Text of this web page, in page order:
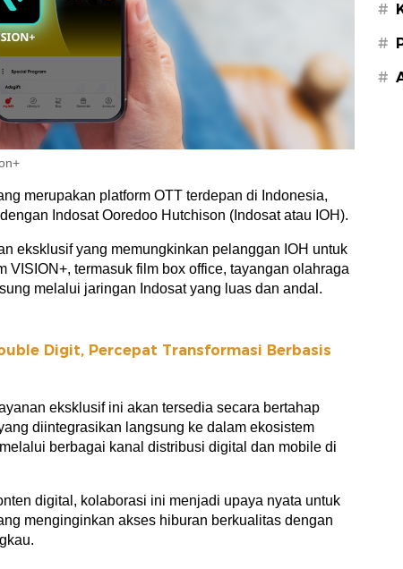
merupakan platform OTT terdepan di Indonesia,
Indosat Ooredoo Hutchison (Indosat atau IOH).
eksklusif yang memungkinkan pelanggan IOH untuk
VISION+, termasuk film box office, tayangan olahraga
melalui jaringan Indosat yang luas dan andal.
Digit, Percepat Transformasi Berbasis
eksklusif ini akan tersedia secara bertahap
diintegrasikan langsung ke dalam ekosistem
berbagai kanal distribusi digital dan mobile di
digital, kolaborasi ini menjadi upaya nyata untuk
menginginkan akses hiburan berkualitas dengan
#
#
#